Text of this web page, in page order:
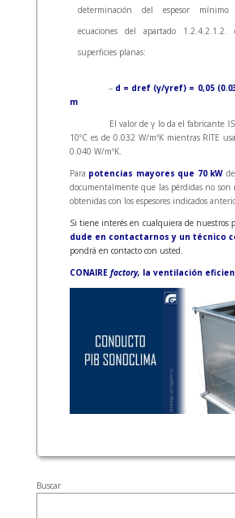
determinación del espesor mínimo
ecuaciones del apartado 1.2.4.2.1.2.
superficies planas:
– d = dref (γ/γref) = 0,05
m
El valor de γ lo da el fabricante
10ºC es de 0.032 W/mºK mientras RITE
0.040 W/mºK.
Para potencias mayores que 70 kW
documentalmente que las pérdidas no son
obtenidas con los espesores indicados
Si tiene interés en cualquiera de nuestros
dude en contactarnos y un técnico
pondrá en contacto con usted.
CONAIRE factory, la ventilación
Buscar